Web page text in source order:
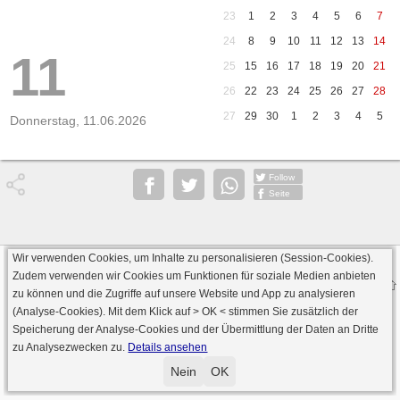
11
Donnerstag, 11.06.2026
23 1 2 3 4 5 6
7
24
8 9 10 11 12 13
14
25
15 16 17 18 19 20
21
26
22 23 24 25 26 27
28
27
29 30 1 2 3 4 5
Follow
Seite
· Serverversion: 2026 6.241 · registrierte Spieler: 501.088 ·
Online Skat Server: 142 (private Server:136)
Wir verwenden Cookies, um Inhalte zu personalisieren (Session-Cookies).
Zudem verwenden wir Cookies um Funktionen für soziale Medien anbieten
zu können und die Zugriffe auf unsere Website und App zu analysieren
(Analyse-Cookies). Mit dem Klick auf> OK < stimmen Sie zusätzlich der
Speicherung der Analyse-Cookies und der Übermittlung der Daten an Dritte
zu Analysezwecken zu. Details ansehen
Nein OK